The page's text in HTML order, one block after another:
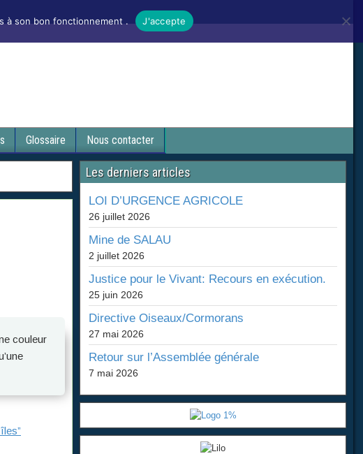
Glossaire Nous contacter
couleur
Les derniers articles
LOI D’URGENCE AGRICOLE
26 juillet 2026
Mine de SALAU
2 juillet 2026
Justice pour le Vivant: Recours en exécution.
25 juin 2026
Directive Oiseaux/Cormorans
27 mai 2026
Retour sur l’Assemblée générale
7 mai 2026
à son bon fonctionnement . J'accepte